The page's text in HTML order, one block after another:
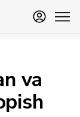
va